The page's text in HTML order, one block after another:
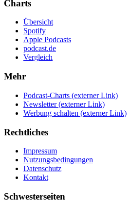
Charts
Übersicht
Spotify
Apple Podcasts
podcast.de
Vergleich
Mehr
Podcast-Charts (externer Link)
Newsletter (externer Link)
Werbung schalten (externer Link)
Rechtliches
Impressum
Nutzungsbedingungen
Datenschutz
Kontakt
Schwesterseiten